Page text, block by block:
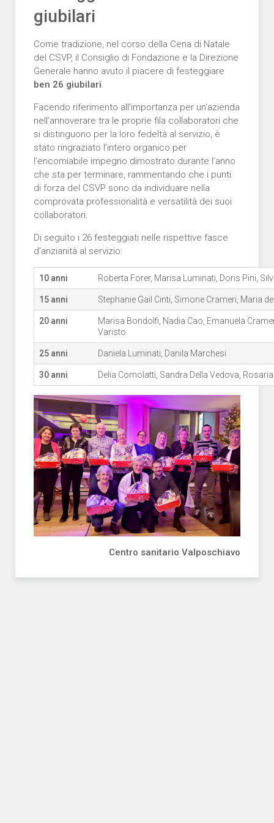
giubilari
Come tradizione, nel corso della Cena di Natale
del CSVP, il Consiglio di Fondazione e la Direzione
Generale hanno avuto il piacere di festeggiare
ben 26 giubilari.
Facendo riferimento all’importanza per un’azienda
nell’annoverare tra le proprie fila collaboratori che
si distinguono per la loro fedeltà al servizio, è
stato ringraziato l’intero organico per
l’encomiabile impegno dimostrato durante l’anno
che sta per terminare, rammentando che i punti
di forza del CSVP sono da individuare nella
comprovata professionalità e versatilità dei suoi
collaboratori.
Di seguito i 26 festeggiati nelle rispettive fasce
d’anzianità al servizio:
10 anni Roberta Forer, Marisa Luminati, Doris Pini,
15 anni Stephanie Gail Cinti, Simone Crameri, Maria
20 anni
Marisa Bondolfi, Nadia Cao, Emanuela
Varisto
25 anni Daniela Luminati, Danila Marchesi
30 anni Delia Comolatti, Sandra Della Vedova,
Centro sanitario Valposchiavo